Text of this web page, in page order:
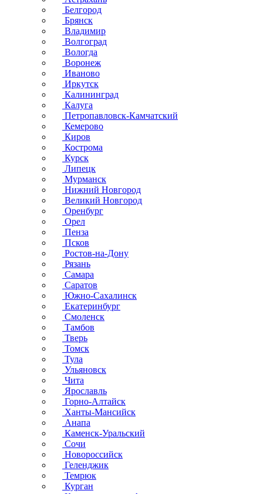
Белгород
Брянск
Владимир
Волгоград
Вологда
Воронеж
Иваново
Иркутск
Калининград
Калуга
Петропавловск-Камчатский
Кемерово
Киров
Кострома
Курск
Липецк
Мурманск
Нижний Новгород
Великий Новгород
Оренбург
Орел
Пенза
Псков
Ростов-на-Дону
Рязань
Самара
Саратов
Южно-Сахалинск
Екатеринбург
Смоленск
Тамбов
Тверь
Томск
Тула
Ульяновск
Чита
Ярославль
Горно-Алтайск
Ханты-Мансийск
Анапа
Каменск-Уральский
Сочи
Новороссийск
Геленджик
Темрюк
Курган